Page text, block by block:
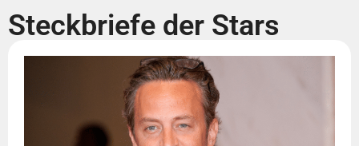
Steckbriefe der Stars